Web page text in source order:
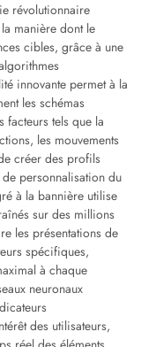
révolutionnaire
manière dont le
cibles, grâce à une
innovante permet à la
les schémas
facteurs tels que la
les mouvements
créer des profils
personnalisation du
à la bannière utilise
sur des millions
les présentations de
spécifiques,
à chaque
neuronaux
des utilisateurs,